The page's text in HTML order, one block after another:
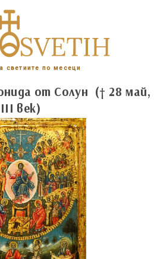
светиите по месеци
от Солун († 28 май,
III век)